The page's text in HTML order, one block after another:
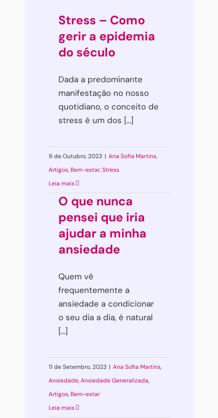
Stress – Como
gerir a epidemia
do século
Dada a predominante
manifestação no nosso
quotidiano, o conceito de
stress é um dos [...]
9 de Outubro, 2023 | Ana Sofia Martins,
Artigos, Bem-estar,Stress
Leia mais
O que nunca
pensei que iria
ajudar a minha
ansiedade
Quem vê
frequentemente a
ansiedade a condicionar
o seu dia a dia, é natural
[...]
11 de Setembro, 2023 | Ana Sofia Martins,
Ansiedade,Ansiedade Generalizada,
Artigos, Bem-estar
Leia mais